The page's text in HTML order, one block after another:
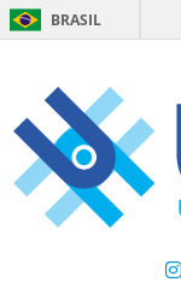
BRASIL